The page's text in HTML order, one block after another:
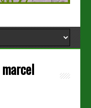
marcel